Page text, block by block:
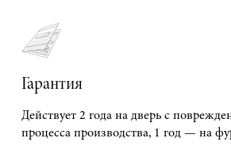
Гарантия
Действует 2 года на дверь с
процесса производства, 1 год — на